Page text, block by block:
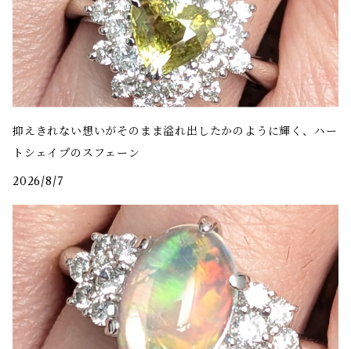
抑えきれない想いがそのまま溢れ出したかのように輝く、ハー
トシェイプのスフェーン
2026/8/7